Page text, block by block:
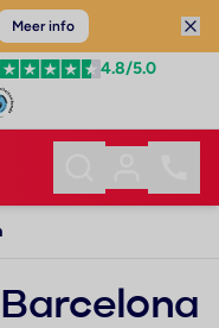
Meer info
4.8/5.0